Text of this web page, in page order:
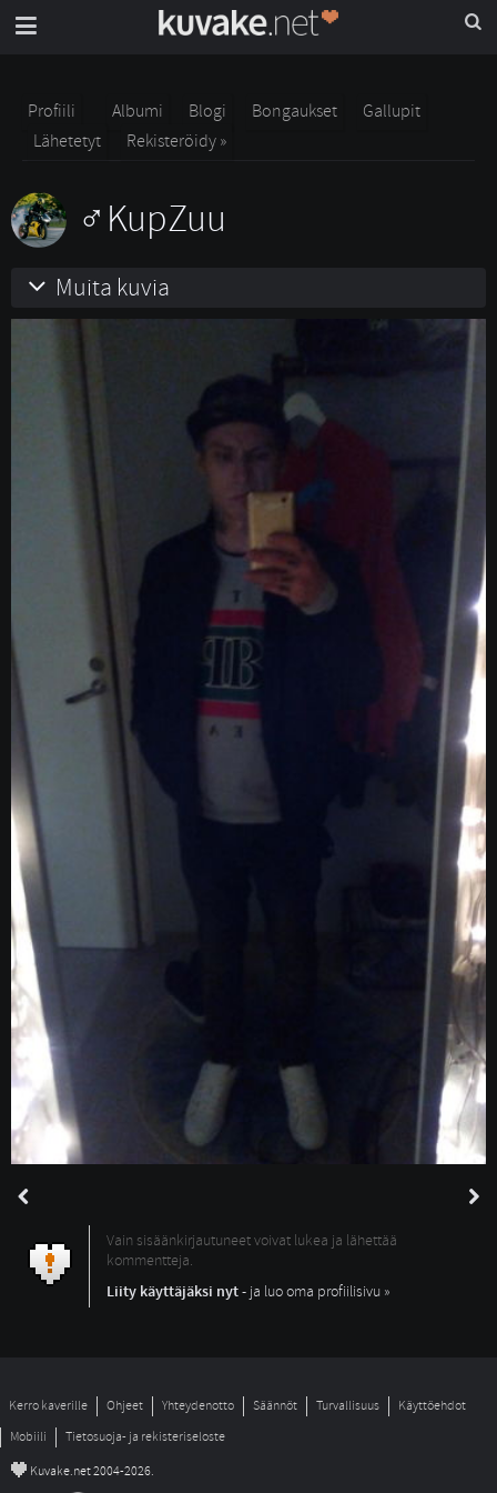
Profiili Albumi Blogi Bongaukset
Gallupit
Lähetetyt
Rekisteröidy »
KupZuu
Muita kuvia
Vain sisäänkirjautuneet voivat lukea ja lähettää
kommentteja.
Liity käyttäjäksi nyt- ja luo oma profiilisivu »
Kerro kaverille Ohjeet Yhteydenotto Säännöt Turvallisuus
Käyttöehdot
Mobiili
Tietosuoja- ja rekisteriseloste
© Kuvake.net 2004-2026.